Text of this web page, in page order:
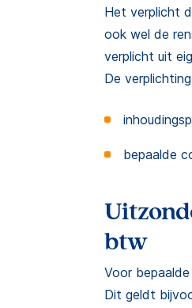
Het verplicht
ook wel de
verplicht uit
De
bepaalde
btw
Voor
Dit geldt